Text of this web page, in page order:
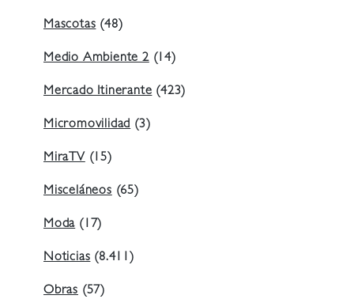
Mascotas(48)
Medio Ambiente 2(14)
Mercado Itinerante(423)
Micromovilidad(3)
MiraTV(15)
Misceláneos(65)
Moda(17)
Noticias(8.411)
Obras (57)